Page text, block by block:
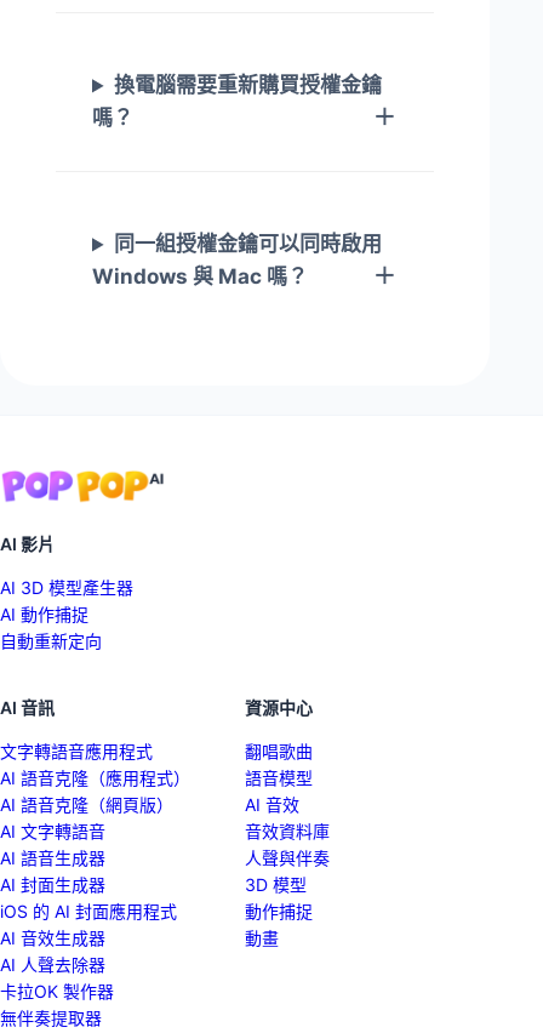
換電腦需要重新購買授權金鑰
嗎？
同一組授權金鑰可以同時啟用
Windows 與 Mac 嗎？
AI 影片
AI 3D 模型產生器
AI 動作捕捉
自動重新定向
AI 音訊
文字轉語音應用程式
AI 語音克隆（應用程式）
AI 語音克隆（網頁版）
AI 文字轉語音
AI 語音生成器
AI 封面生成器
iOS 的 AI 封面應用程式
AI 音效生成器
AI 人聲去除器
卡拉OK 製作器
無伴奏提取器
資源中心
翻唱歌曲
語音模型
AI 音效
音效資料庫
人聲與伴奏
3D 模型
動作捕捉
動畫